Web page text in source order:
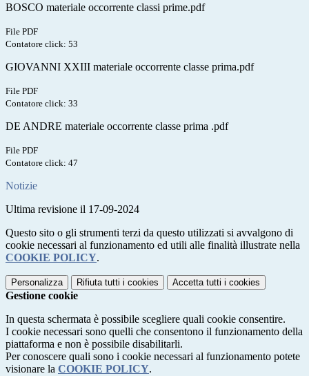
BOSCO materiale occorrente classi prime.pdf
File PDF
Contatore click: 53
GIOVANNI XXIII materiale occorrente classe prima.pdf
File PDF
Contatore click: 33
DE ANDRE materiale occorrente classe prima .pdf
File PDF
Contatore click: 47
Notizie
Ultima revisione il 17-09-2024
Questo sito o gli strumenti terzi da questo utilizzati si avvalgono di
cookie necessari al funzionamento ed utili alle finalità illustrate nella
COOKIE POLICY.
Personalizza Rifiuta tutti i cookies Accetta tutti i cookies
Gestione cookie
In questa schermata è possibile scegliere quali cookie consentire.
I cookie necessari sono quelli che consentono il funzionamento della
piattaforma e non è possibile disabilitarli.
Per conoscere quali sono i cookie necessari al funzionamento potete
visionare la COOKIE POLICY.